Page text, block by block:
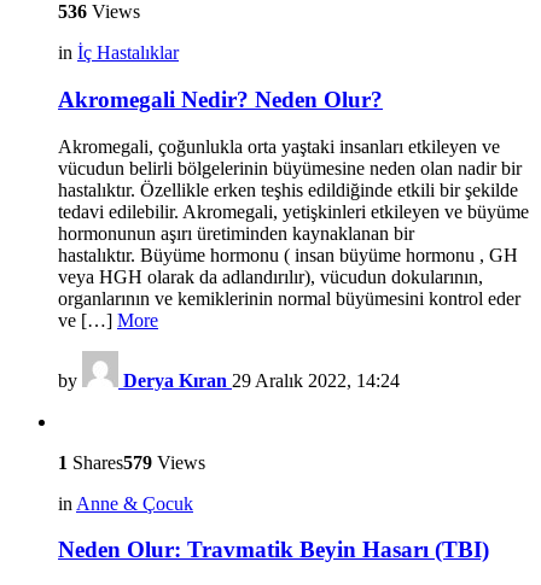
536 Views
in İç Hastalıklar
Akromegali Nedir? Neden Olur?
Akromegali, çoğunlukla orta yaştaki insanları etkileyen ve
vücudun belirli bölgelerinin büyümesine neden olan nadir bir
hastalıktır. Özellikle erken teşhis edildiğinde etkili bir şekilde
tedavi edilebilir. Akromegali, yetişkinleri etkileyen ve büyüme
hormonunun aşırı üretiminden kaynaklanan bir
hastalıktır. Büyüme hormonu ( insan büyüme hormonu , GH
veya HGH olarak da adlandırılır), vücudun dokularının,
organlarının ve kemiklerinin normal büyümesini kontrol eder
ve […] More
by Derya Kıran 29 Aralık 2022, 14:24
1 Shares579 Views
in Anne & Çocuk
Neden Olur: Travmatik Beyin Hasarı (TBI)